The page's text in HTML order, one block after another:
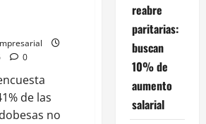
0
de las
no
reabre
paritarias:
buscan
10% de
aumento
salarial